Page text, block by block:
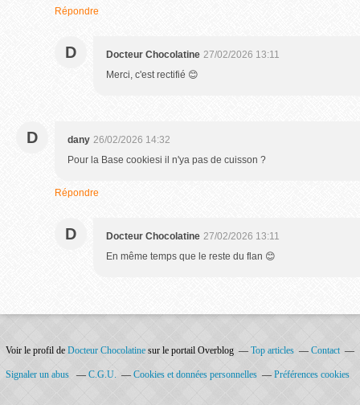
Répondre
D Docteur Chocolatine 27/02/2026 13:11
Merci, c'est rectifié 😊
D dany 26/02/2026 14:32
Pour la Base cookiesi il n'ya pas de cuisson ?
Répondre
D Docteur Chocolatine 27/02/2026 13:11
En même temps que le reste du flan 😊
Voir le profil de Docteur Chocolatine sur le portail Overblog Top articles Contact
Signaler un abus C.G.U. Cookies et données personnelles Préférences cookies